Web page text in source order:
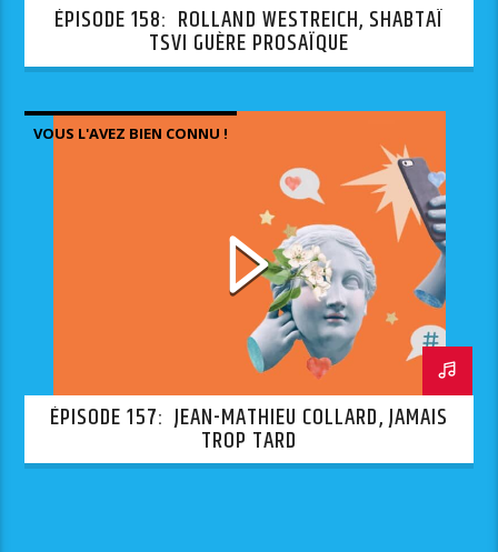
ÉPISODE 158: ROLLAND WESTREICH, SHABTAÏ
TSVI GUÈRE PROSAÏQUE
VOUS L'AVEZ BIEN CONNU !
ÉPISODE 157: JEAN-MATHIEU COLLARD, JAMAIS
TROP TARD